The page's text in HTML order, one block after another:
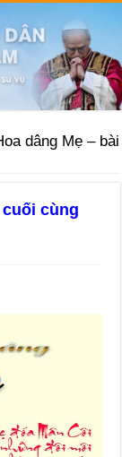
dâng Mẹ – bài
cùng